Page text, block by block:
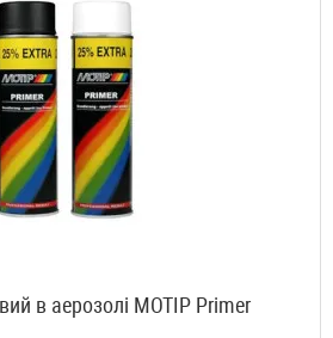
в аерозолі MOTIP Primer